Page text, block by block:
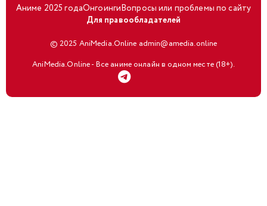
Аниме 2025 годаОнгоингиВопросы или проблемы по сайту
Для правообладателей
© 2025 AniMedia.Online admin@amedia.online
AniMedia.Online - Все аниме онлайн в одном месте (18+).